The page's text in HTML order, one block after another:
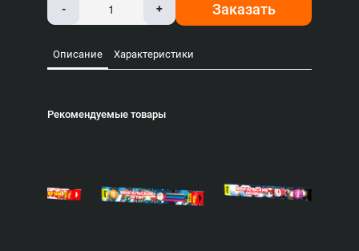
Заказать
- +
Описание Характеристики
Рекомендуемые товары
370 руб.